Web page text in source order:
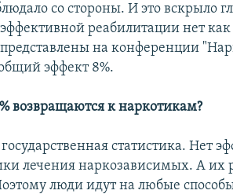
со стороны. И это вскрыло
реабилитации нет
на конференции
эффект 8%.
возвращаются к наркотикам?
статистика. Нет
лечения наркозависимых. А их
люди идут на любые